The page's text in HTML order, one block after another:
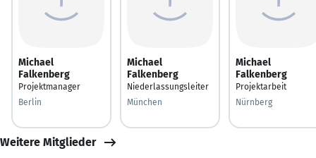
Michael
Falkenberg
Projektmanager
Berlin
Michael
Falkenberg
Niederlassungsleiter
München
Michael
Falkenberg
Projektarbeit
Nürnberg
Weitere Mitglieder